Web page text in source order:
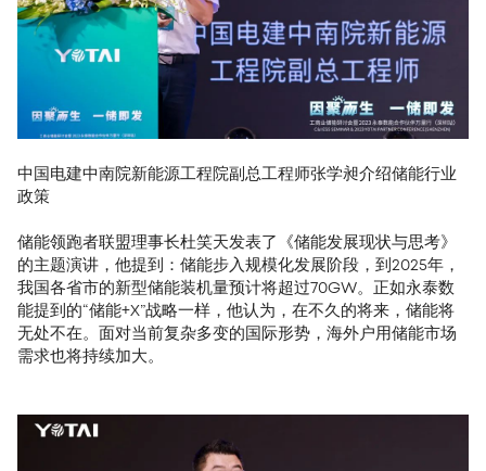
中国电建中南院新能源工程院副总工程师张学昶介绍储能行业
政策
储能领跑者联盟理事长杜笑天发表了《储能发展现状与思考》
的主题演讲，他提到：储能步入规模化发展阶段，到2025年，
我国各省市的新型储能装机量预计将超过70GW。正如永泰数
能提到的“储能+X”战略一样，他认为，在不久的将来，储能将
无处不在。面对当前复杂多变的国际形势，海外户用储能市场
需求也将持续加大。